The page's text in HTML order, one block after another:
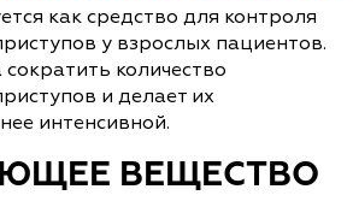
как средство для контроля
у взрослых пациентов.
количество
и делает их
интенсивной.
ВЕЩЕСТВО